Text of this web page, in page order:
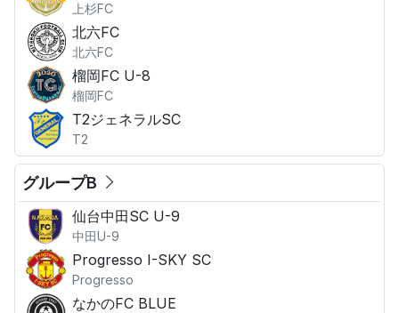
上杉FC
北六FC
北六FC
榴岡FC U-8
榴岡FC
T2ジェネラルSC
T2
グループB
仙台中田SC U-9
中田U-9
Progresso I-SKY SC
Progresso
なかのFC BLUE